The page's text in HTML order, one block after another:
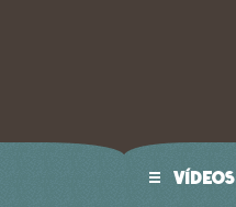
VÍDEOS